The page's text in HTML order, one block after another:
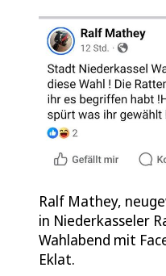
Ralf Mathey,
in Niederkasseler
Wahlabend mit
Eklat.